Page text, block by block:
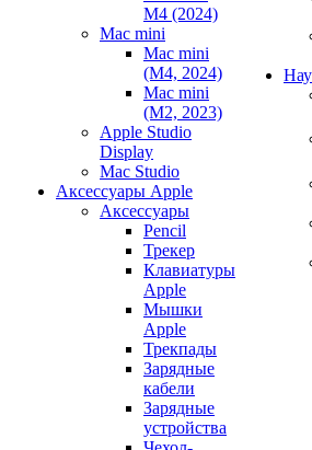
M4 (2024)
Mac mini
Mac mini
(M4, 2024)
Mac mini
(M2, 2023)
Apple Studio
Display
Mac Studio
Аксессуары Apple
Аксессуары
Pencil
Трекер
Клавиатуры
Apple
Мышки
Apple
Трекпады
Зарядные
кабели
Зарядные
устройства